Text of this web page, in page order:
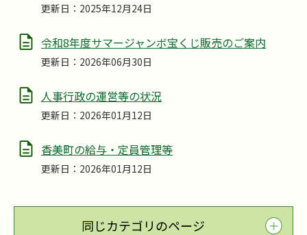
更新日：2025年12月24日
令和8年度サマージャンボ宝くじ販売のご案内
更新日：2026年06月30日
人事行政の運営等の状況
更新日：2026年01月12日
香美町の給与・定員管理等
更新日：2026年01月12日
同じカテゴリのページ